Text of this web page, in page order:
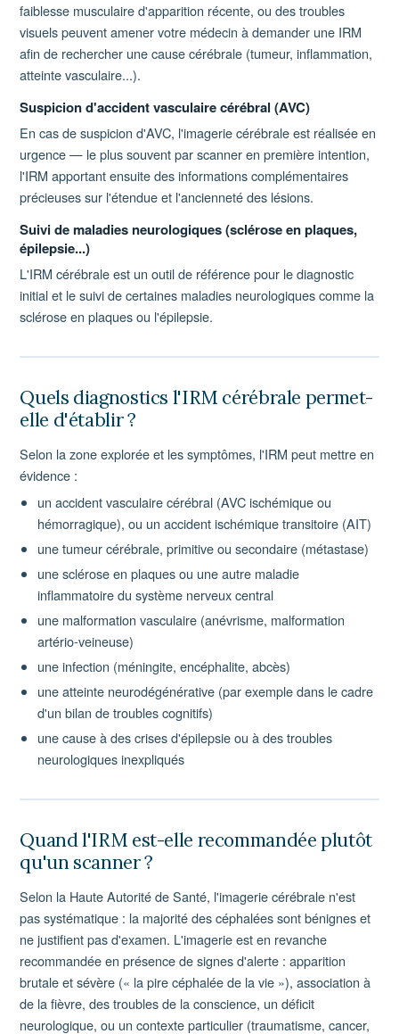
faiblesse musculaire d'apparition récente, ou des troubles
visuels peuvent amener votre médecin à demander une IRM
afin de rechercher une cause cérébrale (tumeur, inflammation,
atteinte vasculaire...).
Suspicion d'accident vasculaire cérébral (AVC)
En cas de suspicion d'AVC, l'imagerie cérébrale est réalisée en
urgence — le plus souvent par scanner en première intention,
l'IRM apportant ensuite des informations complémentaires
précieuses sur l'étendue et l'ancienneté des lésions.
Suivi de maladies neurologiques (sclérose en plaques,
épilepsie...)
L'IRM cérébrale est un outil de référence pour le diagnostic
initial et le suivi de certaines maladies neurologiques comme la
sclérose en plaques ou l'épilepsie.
Quels diagnostics l'IRM cérébrale permet-
elle d'établir ?
Selon la zone explorée et les symptômes, l'IRM peut mettre en
évidence :
un accident vasculaire cérébral (AVC ischémique ou
hémorragique), ou un accident ischémique transitoire (AIT)
une tumeur cérébrale, primitive ou secondaire (métastase)
une sclérose en plaques ou une autre maladie
inflammatoire du système nerveux central
une malformation vasculaire (anévrisme, malformation
artério-veineuse)
une infection (méningite, encéphalite, abcès)
une atteinte neurodégénérative (par exemple dans le cadre
d'un bilan de troubles cognitifs)
une cause à des crises d'épilepsie ou à des troubles
neurologiques inexpliqués
Quand l'IRM est-elle recommandée plutôt
qu'un scanner ?
Selon la Haute Autorité de Santé, l'imagerie cérébrale n'est
pas systématique : la majorité des céphalées sont bénignes et
ne justifient pas d'examen. L'imagerie est en revanche
recommandée en présence de signes d'alerte : apparition
brutale et sévère (« la pire céphalée de la vie »), association à
de la fièvre, des troubles de la conscience, un déficit
neurologique, ou un contexte particulier (traumatisme, cancer,